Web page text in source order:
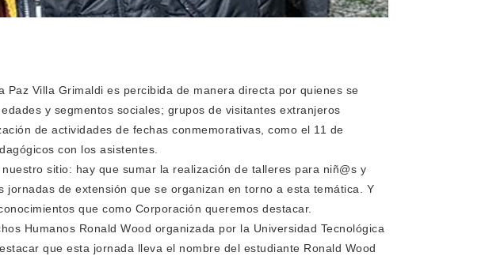
Villa Grimaldi es percibida de manera directa por quienes se
y segmentos sociales; grupos de visitantes extranjeros
de actividades de fechas conmemorativas, como el 11 de
con los asistentes.
sitio: hay que sumar la realización de talleres para niñ@s y
de extensión que se organizan en torno a esta temática. Y
que como Corporación queremos destacar.
Humanos Ronald Wood organizada por la Universidad Tecnológica
que esta jornada lleva el nombre del estudiante Ronald Wood